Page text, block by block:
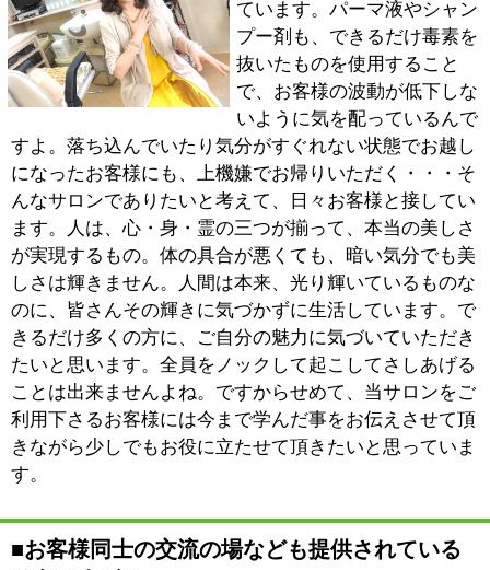
■最後に地域の皆様にメッセージをお願いしま
す。
人は、常に変化し続けるもの。それならば、良く変わる
のですか？ 悪く変わるのですか？ もちろん、皆さん
が'より良く'変わって行きたいですよね。たとえば富士
山に登るルートが何種類かあるように、入り口は人それ
ぞれ。環境にやさしい石鹸一つが、あなたの人生を変え
るかも知れません。今の状態よりも良くなりたい・・・
そうお考えの方は、ぜひ一度サロンを覗いてみてくださ
い。さまざまなアプローチによって、皆さんが本物の美
しさを手に入れるお手伝いができればと思っています。
※上記記事は2013.8に取材したものです。
情報時間の経過による変化などがございます事をご了承
ください。
ジャンル : ●美容室●着付け●まつげ●アンチエイジング●
デトックス
TEL : 03-3672-5347
定休日
最寄駅 : 京成高砂駅
所在地 : 葛飾区高砂3-3-7